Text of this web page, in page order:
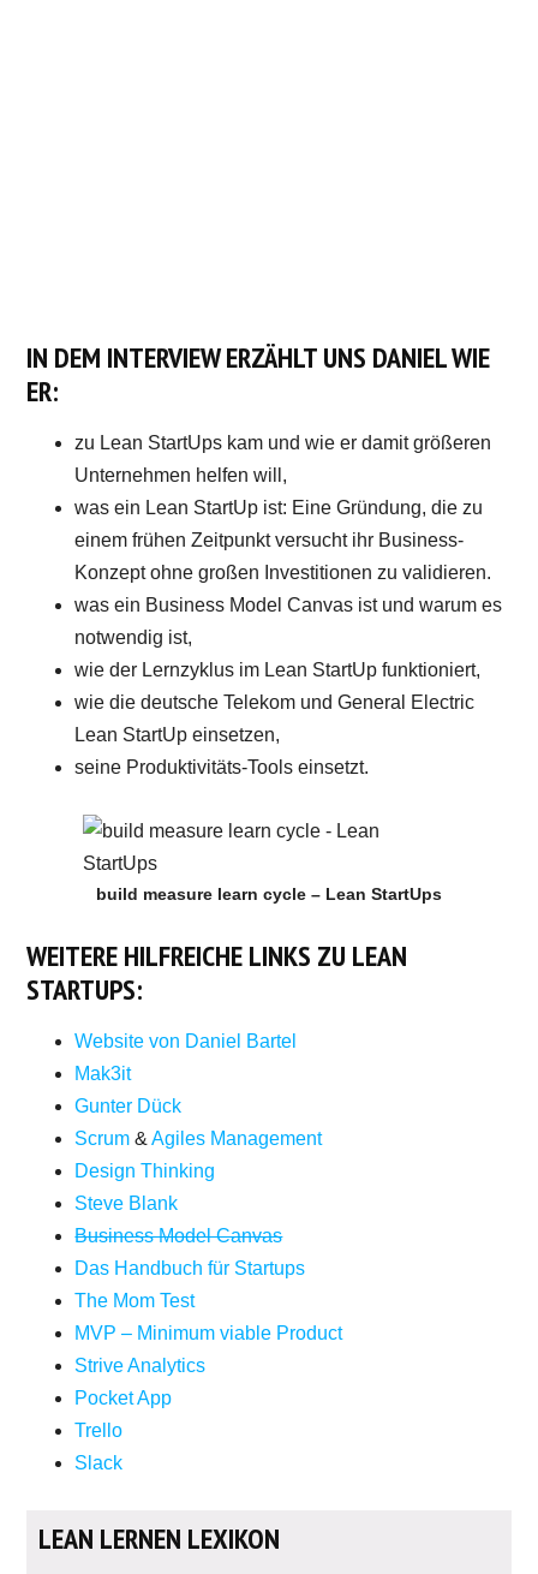
IN DEM INTERVIEW ERZÄHLT UNS DANIEL WIE
ER:
zu Lean StartUps kam und wie er damit größeren
Unternehmen helfen will,
was ein Lean StartUp ist: Eine Gründung, die zu
einem frühen Zeitpunkt versucht ihr Business-
Konzept ohne großen Investitionen zu validieren.
was ein Business Model Canvas ist und warum es
notwendig ist,
wie der Lernzyklus im Lean StartUp funktioniert,
wie die deutsche Telekom und General Electric
Lean StartUp einsetzen,
seine Produktivitäts-Tools einsetzt.
build measure learn cycle – Lean StartUps
WEITERE HILFREICHE LINKS ZU LEAN
STARTUPS:
Website von Daniel Bartel
Mak3it
Gunter Dück
Scrum &Agiles Management
Design Thinking
Steve Blank
Business Model Canvas
Das Handbuch für Startups
The Mom Test
MVP – Minimum viable Product
Strive Analytics
Pocket App
Trello
Slack
LEAN LERNEN LEXIKON